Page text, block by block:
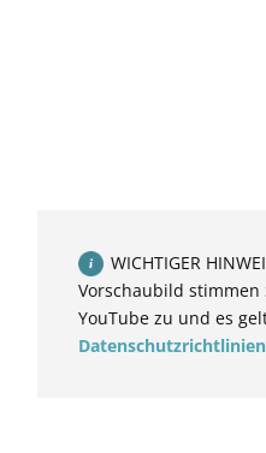
WICHTIGER
Vorschaubild
YouTube zu und es